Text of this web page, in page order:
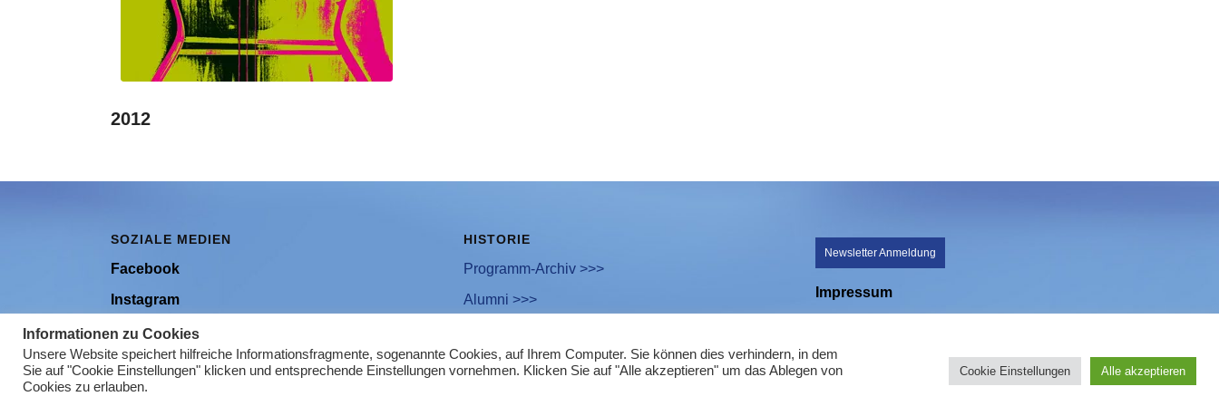
2012
SOZIALE MEDIEN
Facebook
Instagram
Youtube
HISTORIE
Programm-Archiv >>>
Alumni >>>
Newsletter Anmeldung
Impressum
Informationen zu Cookies
Unsere Website speichert hilfreiche Informationsfragmente, sogenannte Cookies, auf Ihrem Computer. Sie können dies verhindern, in dem
Sie auf "Cookie Einstellungen" klicken und entsprechende Einstellungen vornehmen. Klicken Sie auf "Alle akzeptieren" um das Ablegen von
Cookies zu erlauben.
Cookie Einstellungen Alle akzeptieren